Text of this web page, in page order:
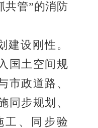
共管”的消防
建设刚性。
国土空间规
市政道路、
同步规划、
工、同步验